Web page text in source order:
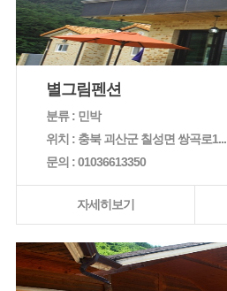
별그림펜션
분류 : 민박
위치 : 충북 괴산군 칠성면 쌍곡로1...
문의 : 01036613350
자세히보기